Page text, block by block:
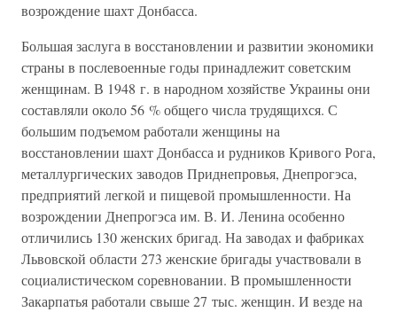
возрождение шахт Донбасса.
Большая заслуга в восстановлении и развитии экономики
страны в послевоенные годы принадлежит советским
женщинам. В 1948 г. в народном хозяйстве Украины они
составляли около 56 % общего числа трудящихся. С
большим подъемом работали женщины на
восстановлении шахт Донбасса и рудников Кривого Рога,
металлургических заводов Приднепровья, Днепрогэса,
предприятий легкой и пищевой промышленности. На
возрождении Днепрогэса им. В. И. Ленина особенно
отличились 130 женских бригад. На заводах и фабриках
Львовской области 273 женские бригады участвовали в
социалистическом соревновании. В промышленности
Закарпатья работали свыше 27 тыс. женщин. И везде на